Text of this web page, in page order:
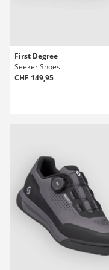
First Degree
Seeker Shoes
CHF 149,95